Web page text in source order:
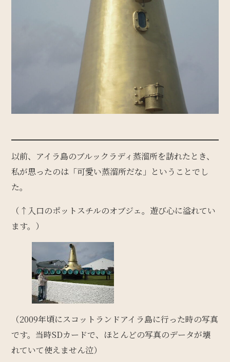
以前、アイラ島のブルックラディ蒸溜所を訪れたとき、
私が思ったのは「可愛い蒸溜所だな」ということでし
た。
（↑入口のポットスチルのオブジェ。遊び心に溢れてい
ます。）
（2009年頃にスコットランドアイラ島に行った時の写真
です。当時SDカードで、ほとんどの写真のデータが壊
れていて使えません泣）